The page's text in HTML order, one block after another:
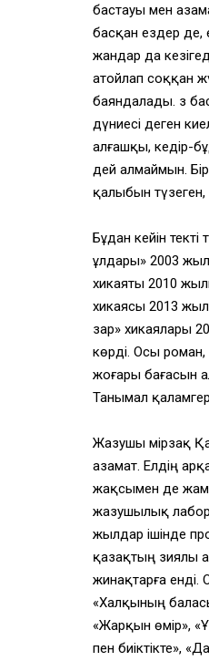
бастауы мен
басқан ездер де,
жандар да
атойлап соққан
баяндалады. Өз
дүниесі деген
алғашқы, кедір-
дей алмаймын.
қалыбын
Бұдан кейін
ұлдары» 2003
хикаяты 2010
хикаясы 2013
зар» хикаялары
көрді. Осы роман,
жоғары бағасын
Танымал
Жазушы Өмірзақ
азамат. Елдің
жақсымен де
жазушылық
жылдар ішінде
қазақтың зиялы
жинақтарға енді.
«Халқының
«Жарқын өмір»,
пен биіктікте»,